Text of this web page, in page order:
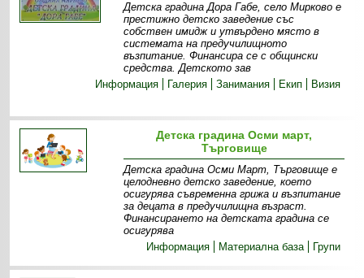
Детска градина Дора Габе, село Мирково е
престижно детско заведение със
собствен имидж и утвърдено място в
системата на предучилищното
възпитание. Финансира се с общински
средства. Детското зав
Информация
Галерия Занимания Екип Визия
Детска градина Осми март,
Търговище
Детска градина Осми Март, Търговище е
целодневно детско заведение, което
осигурява съвременна грижа и възпитание
за децата в предучилищна възраст.
Финансирането на детската градина се
осигурява
Информация
Материална база Групи